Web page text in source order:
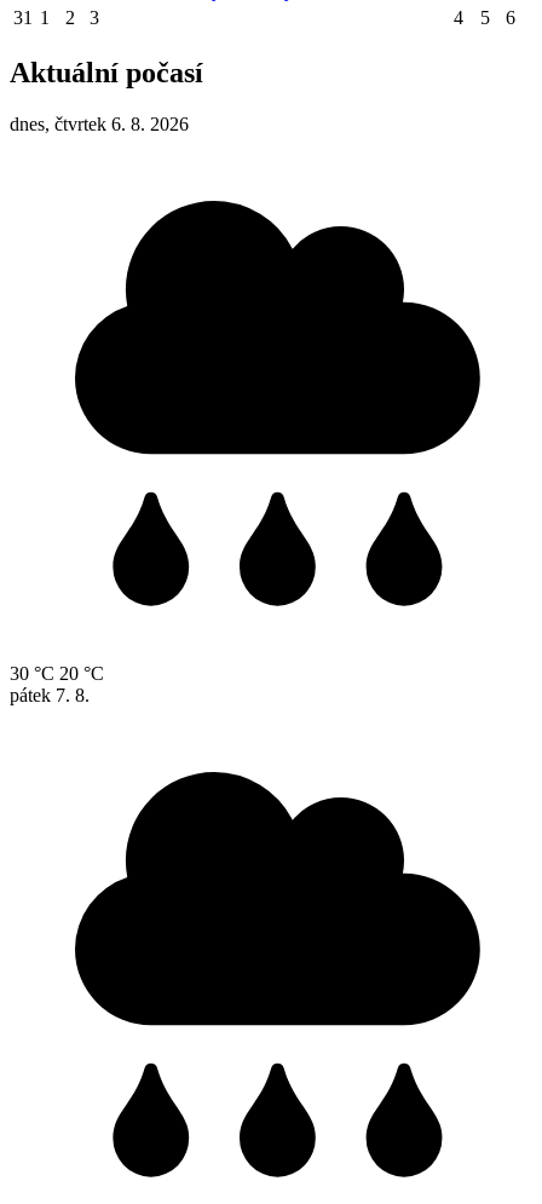
31 1 2 3 4 5 6
Aktuální počasí
dnes, čtvrtek 6. 8. 2026
30 °C 20 °C
pátek 7. 8.